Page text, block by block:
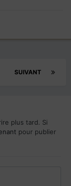
SUIVANT
plus tard. Si
pour publier